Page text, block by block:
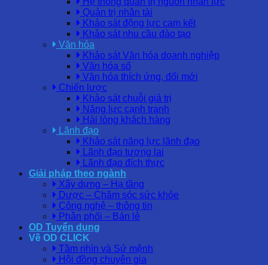
Quản trị nhân tài
Khảo sát động lực cam kết
Khảo sát nhu cầu đào tạo
Văn hóa
Khảo sát Văn hóa doanh nghiệp
Văn hóa số
Văn hóa thích ứng, đổi mới
Chiến lược
Khảo sát chuỗi giá trị
Năng lực cạnh tranh
Hài lòng khách hàng
Lãnh đạo
Khảo sát năng lực lãnh đạo
Lãnh đạo tương lai
Lãnh đạo đích thực
Giải pháp theo ngành
Xây dựng – Hạ tầng
Dược – Chăm sóc sức khỏe
Công nghệ – thông tin
Phân phối – Bán lẻ
OD Tuyển dụng
Về OD CLICK
Tầm nhìn và Sứ mệnh
Hội đồng chuyên gia